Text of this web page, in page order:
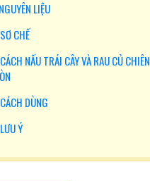
NGUYÊN LIỆU
SƠ CHẾ
CÁCH NẤU TRÁI CÂY VÀ RAU CỦ CHIÊN
CÁCH DÙNG
LƯU Ý